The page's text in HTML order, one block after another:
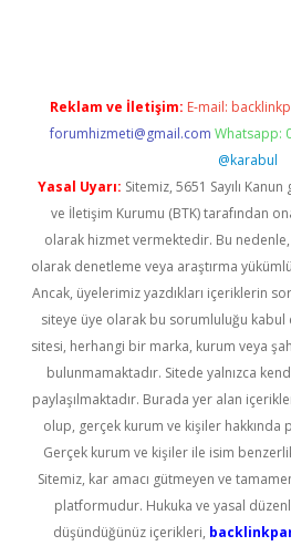
Reklam ve İletişim: E-mail:
forumhizmeti@gmail.com Whatsapp:
@karabul
Yasal Uyarı: Sitemiz, 5651 Sayılı
ve İletişim Kurumu (BTK) tarafından
olarak hizmet vermektedir. Bu
olarak denetleme veya araştırma
Ancak, üyelerimiz yazdıkları içeriklerin
siteye üye olarak bu sorumluluğu kabul
sitesi, herhangi bir marka, kurum veya
bulunmamaktadır. Sitede yalnızca
paylaşılmaktadır. Burada yer alan
olup, gerçek kurum ve kişiler hakkında
Gerçek kurum ve kişiler ile isim
Sitemiz, kar amacı gütmeyen ve
platformudur. Hukuka ve yasal
düşündüğünüz içerikleri,